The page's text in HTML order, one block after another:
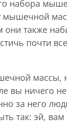
набора
мышечной
также
почти
массы,
вы ничего
за него
так: эй,